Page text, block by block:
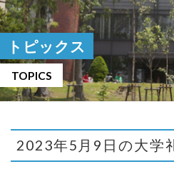
トピックス
TOPICS
2023年5月9日の大学